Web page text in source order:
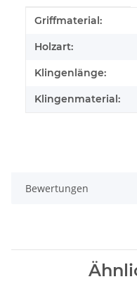
Produkteigenschaft
Wert
Griffmaterial:
Holzart:
Klingenlänge:
Klingenmaterial:
Bewertungen